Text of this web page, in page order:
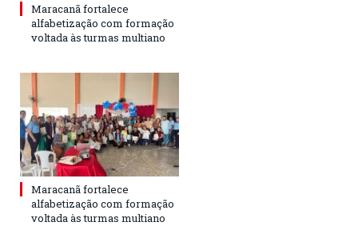
Maracanã fortalece
alfabetização com formação
voltada às turmas multiano
Maracanã fortalece
alfabetização com formação
voltada às turmas multiano